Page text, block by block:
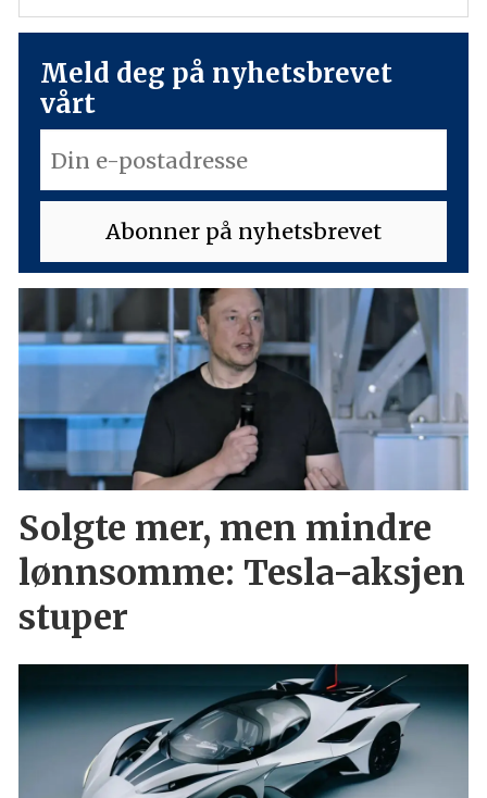
Meld deg på nyhetsbrevet
vårt
Solgte mer, men mindre
lønnsomme: Tesla-aksjen
stuper